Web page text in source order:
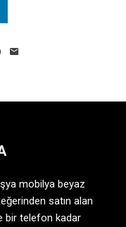
mobilya beyaz
satın alan
bir telefon kadar